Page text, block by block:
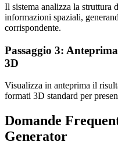
Il sistema analizza la struttura
informazioni spaziali,
corrispondente.
Passaggio 3:
3D
Visualizza in anteprima il
formati 3D standard per
Domande
Generator